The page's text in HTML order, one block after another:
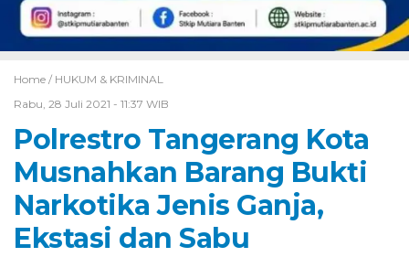
Home / HUKUM & KRIMINAL
Rabu, 28 Juli 2021 - 11:37 WIB
Polrestro Tangerang Kota
Musnahkan Barang Bukti
Narkotika Jenis Ganja,
Ekstasi dan Sabu